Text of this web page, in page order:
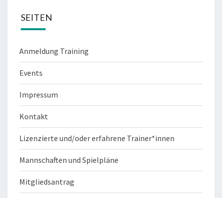
SEITEN
Anmeldung Training
Events
Impressum
Kontakt
Lizenzierte und/oder erfahrene Trainer*innen
Mannschaften und Spielpläne
Mitgliedsantrag